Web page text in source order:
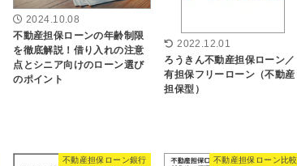
2024.10.08
不動産担保ローンの年齢制限
を徹底解説！借り入れの注意
点とシニア向けのローン選び
のポイント
2022.12.01
ろうきん不動産担保ローン／
有担保フリーローン（不動産
担保型）
不動産担保ローン銀行 不動産担保ローン比較